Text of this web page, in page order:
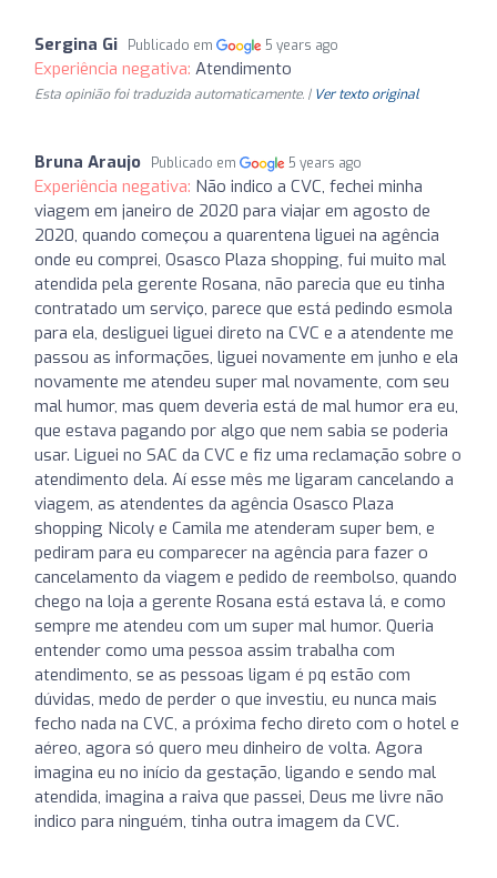
Sergina Gi Publicado em 5 years ago
Experiência negativa: Atendimento
Esta opinião foi traduzida automaticamente. | Ver texto original
Bruna Araujo Publicado em 5 years ago
Experiência negativa: Não indico a CVC, fechei minha
viagem em janeiro de 2020 para viajar em agosto de
2020, quando começou a quarentena liguei na agência
onde eu comprei, Osasco Plaza shopping, fui muito mal
atendida pela gerente Rosana, não parecia que eu tinha
contratado um serviço, parece que está pedindo esmola
para ela, desliguei liguei direto na CVC e a atendente me
passou as informações, liguei novamente em junho e ela
novamente me atendeu super mal novamente, com seu
mal humor, mas quem deveria está de mal humor era eu,
que estava pagando por algo que nem sabia se poderia
usar. Liguei no SAC da CVC e fiz uma reclamação sobre o
atendimento dela. Aí esse mês me ligaram cancelando a
viagem, as atendentes da agência Osasco Plaza
shopping Nicoly e Camila me atenderam super bem, e
pediram para eu comparecer na agência para fazer o
cancelamento da viagem e pedido de reembolso, quando
chego na loja a gerente Rosana está estava lá, e como
sempre me atendeu com um super mal humor. Queria
entender como uma pessoa assim trabalha com
atendimento, se as pessoas ligam é pq estão com
dúvidas, medo de perder o que investiu, eu nunca mais
fecho nada na CVC, a próxima fecho direto com o hotel e
aéreo, agora só quero meu dinheiro de volta. Agora
imagina eu no início da gestação, ligando e sendo mal
atendida, imagina a raiva que passei, Deus me livre não
indico para ninguém, tinha outra imagem da CVC.